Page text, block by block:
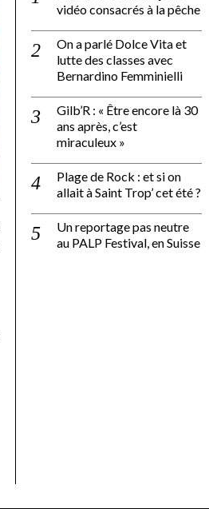
vidéo consacrés à la pêche
On a parlé Dolce Vita et
lutte des classes avec
Bernardino Femminielli
Gilb’R : « Être encore là 30
ans après, c’est
miraculeux »
Plage de Rock : et si on
allait à Saint Trop’ cet été ?
Un reportage pas neutre
au PALP Festival, en Suisse